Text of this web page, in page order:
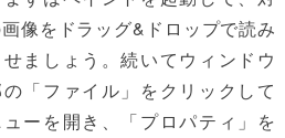
像をドラッグ&ドロップで読み
ましょう。続いてウィンドウ
「ファイル」をクリックして
ューを開き、「プロパティ」を